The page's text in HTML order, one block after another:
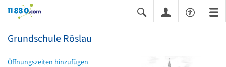
11880.com
Grundschule Röslau
Öffnungszeiten hinzufügen